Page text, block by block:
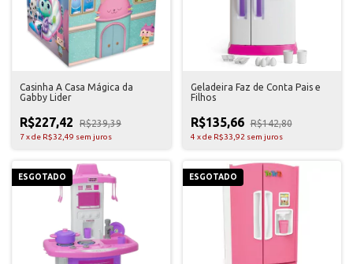
Casinha A Casa Mágica da
Gabby Lider
R$227,42 R$239,39
7xde R$32,49 sem juros
Geladeira Faz de Conta Pais e
Filhos
R$135,66 R$142,80
4 xde R$33,92 sem juros
ESGOTADO ESGOTADO